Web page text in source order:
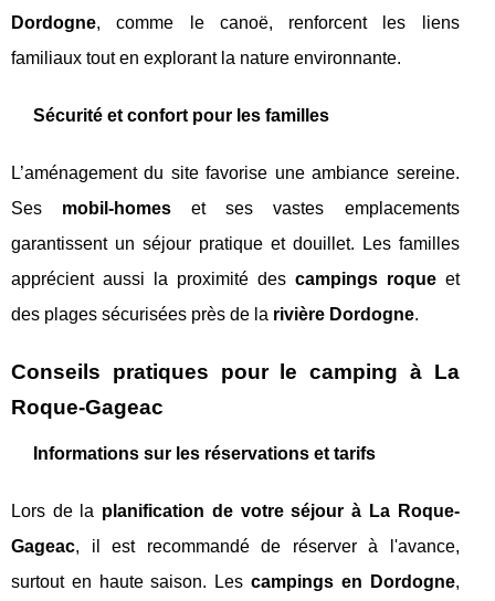
Dordogne, comme le canoë, renforcent les liens
familiaux tout en explorant la nature environnante.
Sécurité et confort pour les familles
L’aménagement du site favorise une ambiance sereine.
Ses mobil-homes et ses vastes emplacements
garantissent un séjour pratique et douillet. Les familles
apprécient aussi la proximité des campings roqueet
des plages sécurisées près de la rivière Dordogne.
Conseils pratiques pour le camping à La
Roque-Gageac
Informations sur les réservations et tarifs
Lors de la planification de votre séjour à La Roque-
Gageac, il est recommandé de réserver à l'avance,
surtout en haute saison. Les campings en Dordogne,